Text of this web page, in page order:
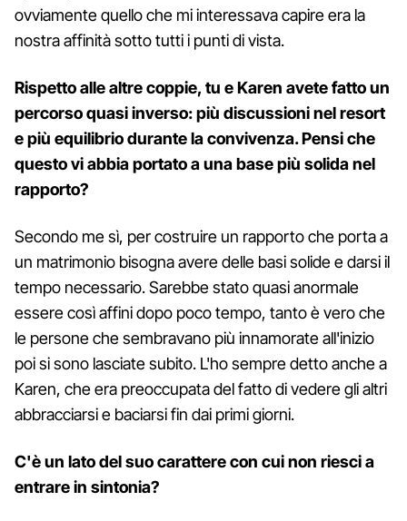
ovviamente quello che mi interessava capire era la
nostra affinità sotto tutti i punti di vista.
Rispetto alle altre coppie, tu e Karen avete fatto un
percorso quasi inverso: più discussioni nel resort
e più equilibrio durante la convivenza. Pensi che
questo vi abbia portato a una base più solida nel
rapporto?
Secondo me sì, per costruire un rapporto che porta a
un matrimonio bisogna avere delle basi solide e darsi il
tempo necessario. Sarebbe stato quasi anormale
essere così affini dopo poco tempo, tanto è vero che
le persone che sembravano più innamorate all'inizio
poi si sono lasciate subito. L'ho sempre detto anche a
Karen, che era preoccupata del fatto di vedere gli altri
abbracciarsi e baciarsi fin dai primi giorni.
C'è un lato del suo carattere con cui non riesci a
entrare in sintonia?